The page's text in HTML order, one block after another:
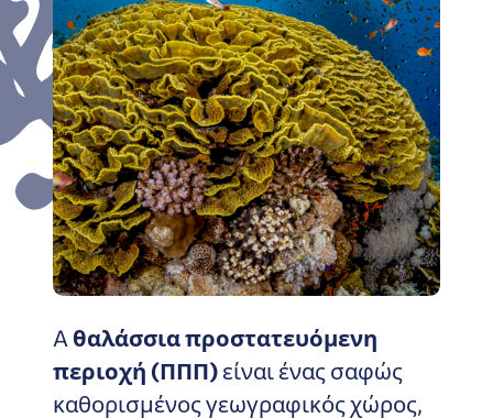
A θαλάσσια προστατευόμενη
περιοχή (ΠΠΠ)είναι ένας σαφώς
καθορισμένος γεωγραφικός χώρος,